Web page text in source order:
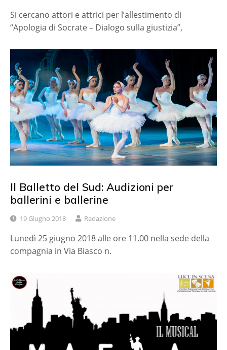
Si cercano attori e attrici per l’allestimento di
“Apologia di Socrate – Dialogo sulla giustizia”,
Il Balletto del Sud: Audizioni per
ballerini e ballerine
19 Giugno 2018 Redazione
Lunedì 25 giugno 2018 alle ore 11.00 nella sede della
compagnia in Via Biasco n.